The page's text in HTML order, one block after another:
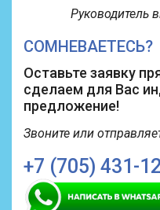
Руководитель
СОМНЕВАЕТЕСЬ?
Оставьте заявку
сделаем для Вас
предложение!
Звоните или
+7 (705) 431-